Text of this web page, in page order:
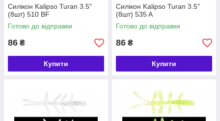
Силікон Kalipso Turan 3.5"
(8шт) 510 BF
Готово до відправки
86 ₴
Купити
Силікон Kalipso Turan 3.5"
(8шт) 535 A
Готово до відправки
86 ₴
Купити